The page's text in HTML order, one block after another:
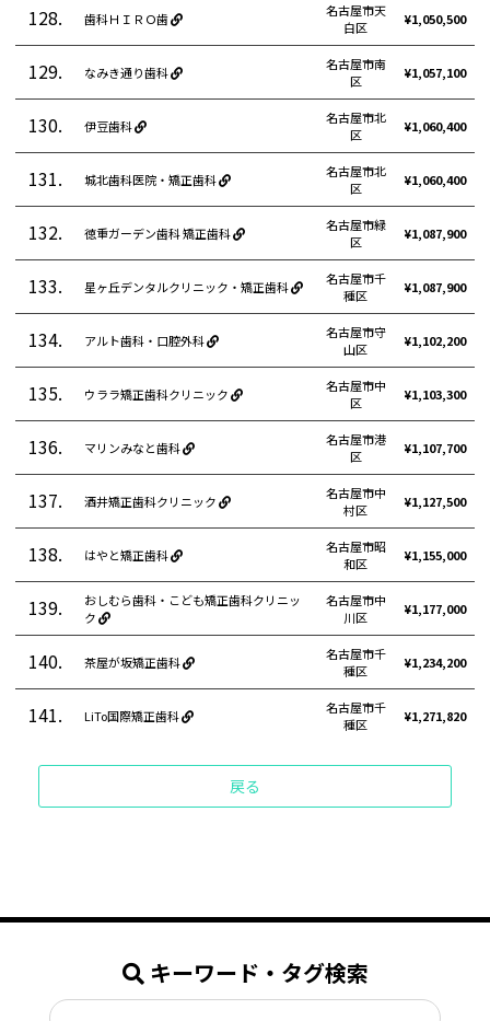
128. 歯科ＨＩＲＯ歯
名古屋市天
白区
¥1,050,500
129. なみき通り歯科
名古屋市南
区
¥1,057,100
130. 伊豆歯科
名古屋市北
区
¥1,060,400
131. 城北歯科医院・矯正歯科
名古屋市北
区
¥1,060,400
132. 徳重ガーデン歯科 矯正歯科
名古屋市緑
区
¥1,087,900
133. 星ヶ丘デンタルクリニック・矯正歯科
名古屋市千
種区
¥1,087,900
134. アルト歯科・口腔外科
名古屋市守
山区
¥1,102,200
135. ウララ矯正歯科クリニック
名古屋市中
区
¥1,103,300
136. マリンみなと歯科
名古屋市港
区
¥1,107,700
137. 酒井矯正歯科クリニック
名古屋市中
村区
¥1,127,500
138. はやと矯正歯科
名古屋市昭
和区
¥1,155,000
139.
おしむら歯科・こども矯正歯科クリニッ
ク
名古屋市中
川区
¥1,177,000
140. 茶屋が坂矯正歯科
名古屋市千
種区
¥1,234,200
141. LiTo国際矯正歯科
名古屋市千
種区
¥1,271,820
戻る
キーワード・タグ検索